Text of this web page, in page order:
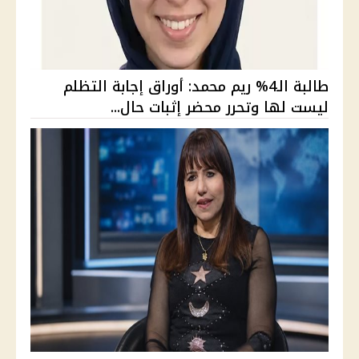
طالبة الـ4% ريم محمد: أوراق إجابة التظلم
ليست لها وتحرر محضر إثبات حال...